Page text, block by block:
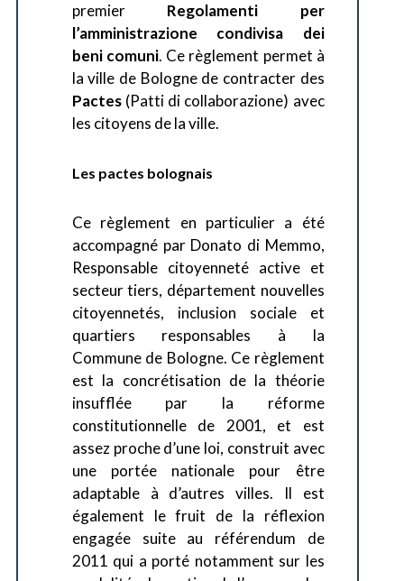
premier Regolamenti per
l’amministrazione condivisa dei
beni comuni. Ce règlement permet à
la ville de Bologne de contracter des
Pactes (Patti di collaborazione) avec
les citoyens de la ville.
Les pactes bolognais
Ce règlement en particulier a été
accompagné par Donato di Memmo,
Responsable citoyenneté active et
secteur tiers, département nouvelles
citoyennetés, inclusion sociale et
quartiers responsables à la
Commune de Bologne. Ce règlement
est la concrétisation de la théorie
insufflée par la réforme
constitutionnelle de 2001, et est
assez proche d’une loi, construit avec
une portée nationale pour être
adaptable à d’autres villes. Il est
également le fruit de la réflexion
engagée suite au référendum de
2011 qui a porté notamment sur les